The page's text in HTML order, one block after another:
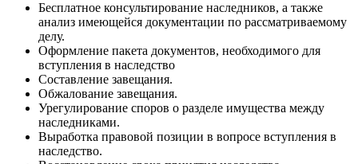
Бесплатное консультирование наследников, а также
анализ имеющейся документации по рассматриваемому
делу.
Оформление пакета документов, необходимого для
вступления в наследство
Составление завещания.
Обжалование завещания.
Урегулирование споров о разделе имущества между
наследниками.
Выработка правовой позиции в вопросе вступления в
наследство.